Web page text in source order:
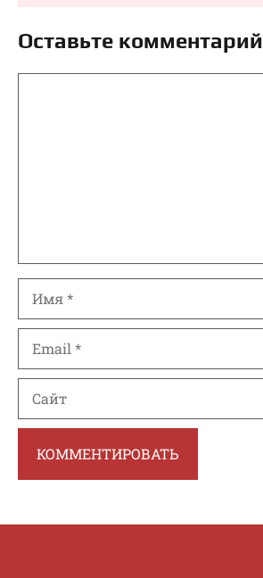
Оставьте комментарий